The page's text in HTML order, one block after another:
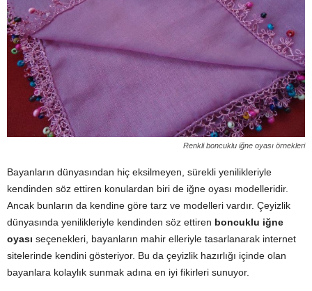
Renkli boncuklu iğne oyası örnekleri
Bayanların dünyasından hiç eksilmeyen, sürekli yenilikleriyle
kendinden söz ettiren konulardan biri de iğne oyası modelleridir.
Ancak bunların da kendine göre tarz ve modelleri vardır. Çeyizlik
dünyasında yenilikleriyle kendinden söz ettiren boncuklu iğne
oyası seçenekleri, bayanların mahir elleriyle tasarlanarak internet
sitelerinde kendini gösteriyor. Bu da çeyizlik hazırlığı içinde olan
bayanlara kolaylık sunmak adına en iyi fikirleri sunuyor.